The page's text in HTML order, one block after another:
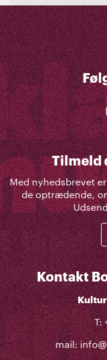
Tilmeld
Med nyhedsbrevet
de optrædende,
Kontakt
T:
mail: